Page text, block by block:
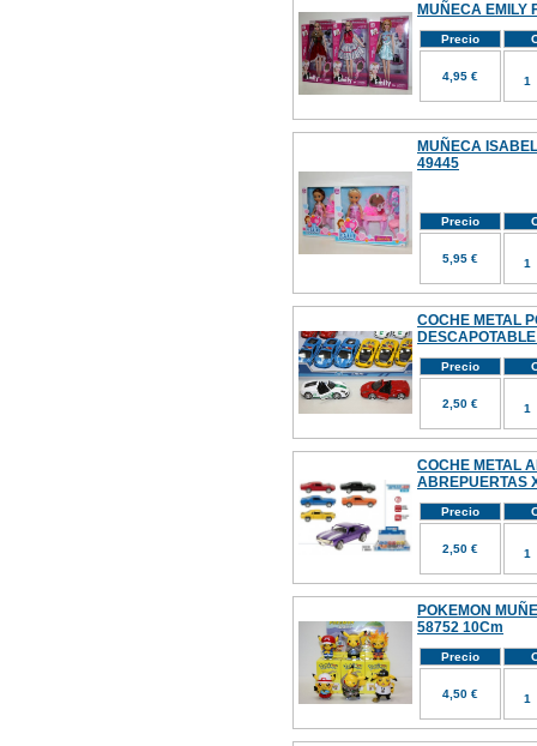
MUÑECA EMILY
Precio
4,95 €
MUÑECA
49445
Precio
5,95 €
COCHE METAL
Precio
2,50 €
COCHE METAL
ABREPUERTAS
Precio
2,50 €
POKEMON
58752 10Cm
Precio
4,50 €